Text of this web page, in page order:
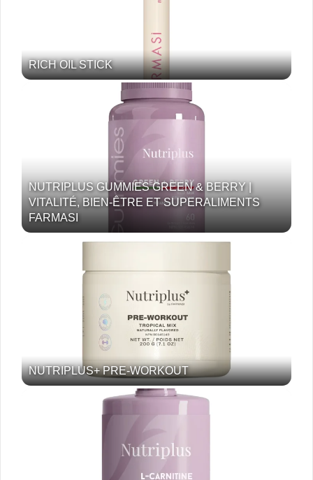
RICH OIL STICK
NUTRIPLUS GUMMIES GREEN & BERRY |
VITALITÉ, BIEN-ÊTRE ET SUPERALIMENTS
FARMASI
NUTRIPLUS+ PRE-WORKOUT